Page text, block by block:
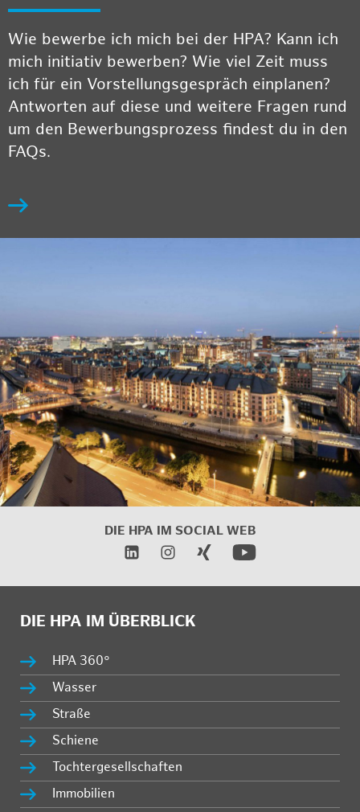
Wie bewerbe ich mich bei der HPA? Kann ich
mich initiativ bewerben? Wie viel Zeit muss
ich für ein Vorstellungsgespräch einplanen?
Antworten auf diese und weitere Fragen rund
um den Bewerbungsprozess findest du in den
FAQs.
DIE HPA IM SOCIAL WEB
DIE HPA IM ÜBERBLICK
HPA 360°
Wasser
Straße
Schiene
Tochtergesellschaften
Immobilien